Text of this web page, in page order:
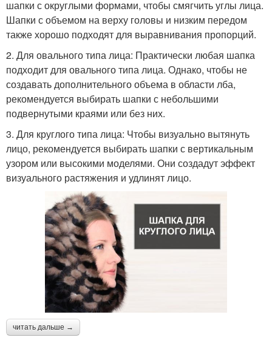
шапки с округлыми формами, чтобы смягчить углы лица.
Шапки с объемом на верху головы и низким передом
также хорошо подходят для выравнивания пропорций.
2. Для овального типа лица: Практически любая шапка
подходит для овального типа лица. Однако, чтобы не
создавать дополнительного объема в области лба,
рекомендуется выбирать шапки с небольшими
подвернутыми краями или без них.
3. Для круглого типа лица: Чтобы визуально вытянуть
лицо, рекомендуется выбирать шапки с вертикальным
узором или высокими моделями. Они создадут эффект
визуального растяжения и удлинят лицо.
читать дальше →